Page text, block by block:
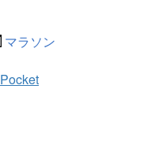
マラソン
Pocket